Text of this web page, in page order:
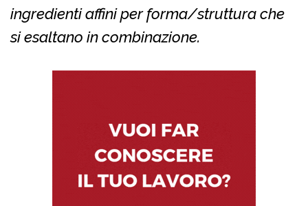
ingredienti affini per forma/struttura che
si esaltano in combinazione.